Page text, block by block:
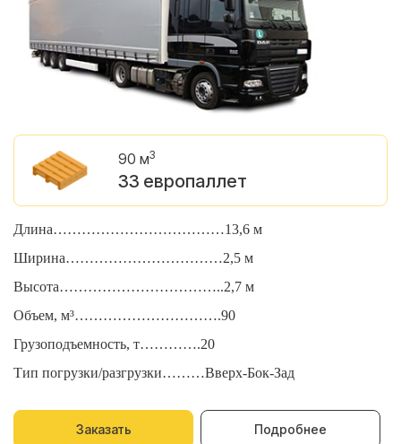
90 м3
33 европаллет
Длина………………………………13,6 м
Ширина……………………………2,5 м
Высота……………………………..2,7 м
Объем, м³………………………….90
Грузоподъемность, т………….20
Тип погрузки/разгрузки………Вверх-Бок-Зад
Заказать Подробнее